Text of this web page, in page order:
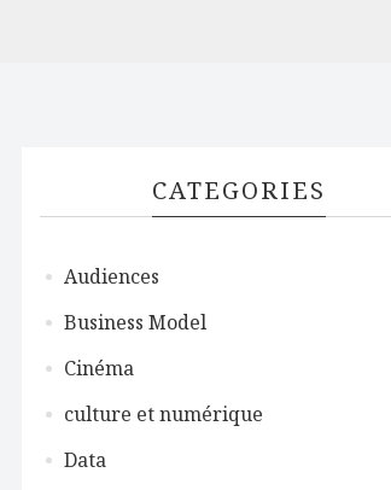
CATEGORIES
Audiences
Business Model
Cinéma
culture et numérique
Data